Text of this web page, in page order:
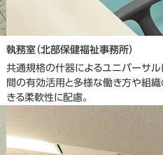
執務室（北部保健福祉事務所）
共通規格の什器によるユニバーサル
間の有効活用と多様な働き方や組
きる柔軟性に配慮。